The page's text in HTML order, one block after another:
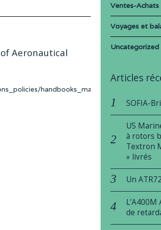
of Aeronautical
handbooks_manuals/aviation/faa-
Ventes-Achats
Voyages et
Uncategorized
Articles
SOFIA-
US
à rotors
Textron
» livrés
Un
de